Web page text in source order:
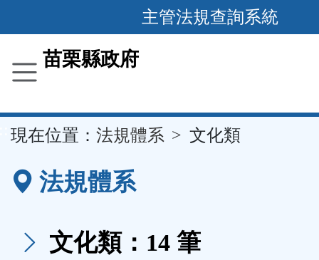
到
要
容
區
主管法規查詢系統
苗栗縣政府
現在位置： 法規體系 文化類
法規體系
文化類：14 筆